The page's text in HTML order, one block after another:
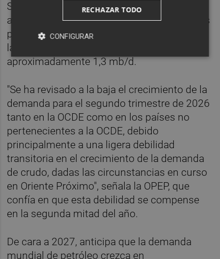
Se prevé que la demanda de la OCDE
aumente en 0,1 mb/d, mientras que la de los
países no pertenecientes al 'think tank' de
las economías avanzadas crecerá en
aproximadamente 1,3 mb/d.
"Se ha revisado a la baja el crecimiento de la
demanda para el segundo trimestre de 2026
tanto en la OCDE como en los países no
pertenecientes a la OCDE, debido
principalmente a una ligera debilidad
transitoria en el crecimiento de la demanda
de crudo, dadas las circunstancias en curso
en Oriente Próximo", señala la OPEP, que
confía en que esta debilidad se compense
en la segunda mitad del año.
De cara a 2027, anticipa que la demanda
mundial de petróleo crezca en
RECHAZAR TODO
CONFIGURAR